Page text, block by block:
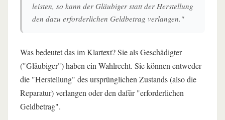
leisten, so kann der Gläubiger statt der Herstellung
den dazu erforderlichen Geldbetrag verlangen."
Was bedeutet das im Klartext? Sie als Geschädigter
("Gläubiger") haben ein Wahlrecht. Sie können entweder
die "Herstellung" des ursprünglichen Zustands (also die
Reparatur) verlangen oder den dafür "erforderlichen
Geldbetrag".